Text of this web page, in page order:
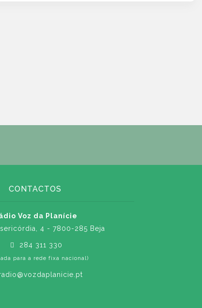
CONTACTOS
Voz da Planície
4 - 7800-285 Beja
284 311 330
para a rede fixa nacional)